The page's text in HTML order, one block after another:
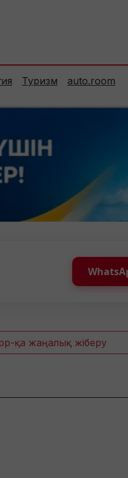
Туризм auto.room
қа жаңалық жіберу